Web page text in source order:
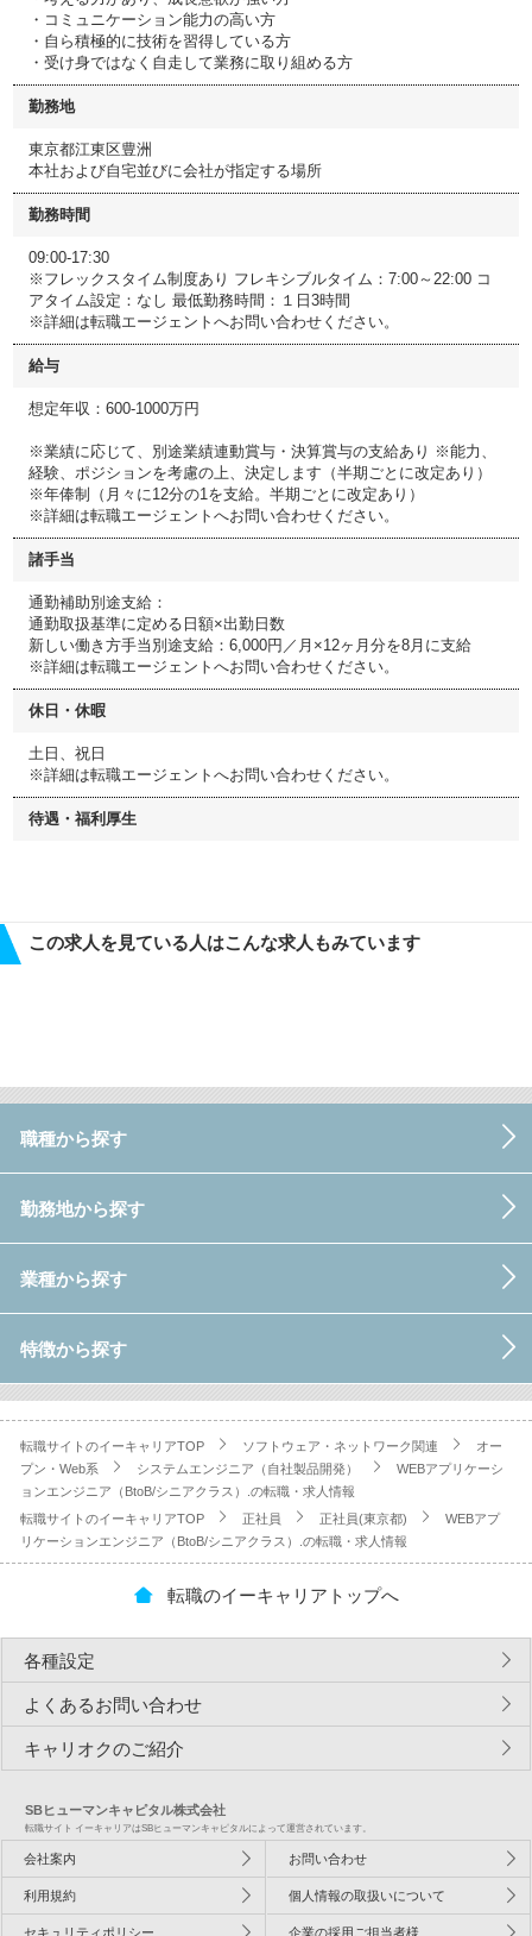
・コミュニケーション能力の高い方
・自ら積極的に技術を習得している方
・受け身ではなく自走して業務に取り組める方
勤務地
東京都江東区豊洲
本社および自宅並びに会社が指定する場所
勤務時間
09:00-17:30
※フレックスタイム制度あり フレキシブルタイム：7:00～22:00 コ
アタイム設定：なし 最低勤務時間：１日3時間
※詳細は転職エージェントへお問い合わせください。
給与
想定年収：600-1000万円
※業績に応じて、別途業績連動賞与・決算賞与の支給あり ※能力、
経験、ポジションを考慮の上、決定します（半期ごとに改定あり）
※年俸制（月々に12分の1を支給。半期ごとに改定あり）
※詳細は転職エージェントへお問い合わせください。
諸手当
通勤補助別途支給：
通勤取扱基準に定める日額×出勤日数
新しい働き方手当別途支給：6,000円／月×12ヶ月分を8月に支給
※詳細は転職エージェントへお問い合わせください。
休日・休暇
土日、祝日
※詳細は転職エージェントへお問い合わせください。
待遇・福利厚生
この求人を見ている人はこんな求人もみています
職種から探す
勤務地から探す
業種から探す
特徴から探す
転職サイトのイーキャリアTOP ソフトウェア・ネットワーク関連
オー
プン・Web系
システムエンジニア（自社製品開発）
WEBアプリケーシ
ョンエンジニア（BtoB/シニアクラス）.の転職・求人情報
転職サイトのイーキャリアTOP
正社員 正社員(東京都)
WEBアプ
リケーションエンジニア（BtoB/シニアクラス）.の転職・求人情報
転職のイーキャリアトップへ
各種設定
よくあるお問い合わせ
キャリオクのご紹介
SBヒューマンキャピタル株式会社
転職サイト イーキャリアはSBヒューマンキャピタルによって運営されています。
会社案内 お問い合わせ
利用規約 個人情報の取扱いについて
セキュリティポリシー 企業の採用ご担当者様